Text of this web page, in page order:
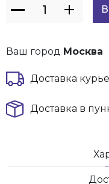
Ваш город Москва
Доставка
Доставка в